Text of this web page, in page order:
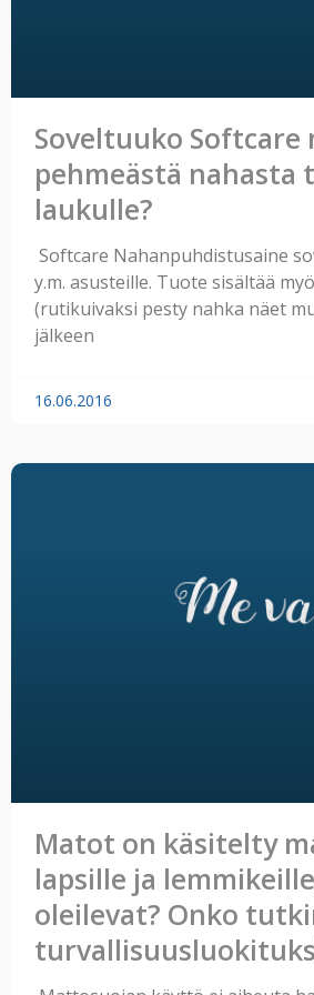
Soveltuuko
pehmeästä nahasta
laukulle?
Softcare Nahanpuhdistusaine
y.m. asusteille. Tuote sisältää
(rutikuivaksi pesty nahka näet
jälkeen
16.06.2016
Matot on käsitelty
lapsille ja
oleilevat? Onko